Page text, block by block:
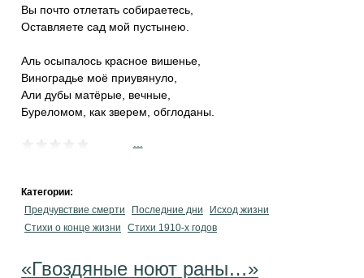
Вы почто отлетать собираетесь,
Оставляете сад мой пустынею.
Аль осыпалось красное вишенье,
Виноградье моё приувянуло,
Али дубы матёрые, вечные,
Буреломом, как зверем, обглоданы.
Категории:
Предчувствие смерти
Последние дни
Исход жизни
Стихи о конце жизни
Стихи 1910-х годов
«Гвоздяные ноют раны…»